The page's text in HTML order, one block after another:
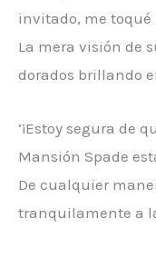
invitado, me
La mera visión de
dorados brillando
‘¡Estoy segura de
Mansión Spade
De cualquier
tranquilamente a